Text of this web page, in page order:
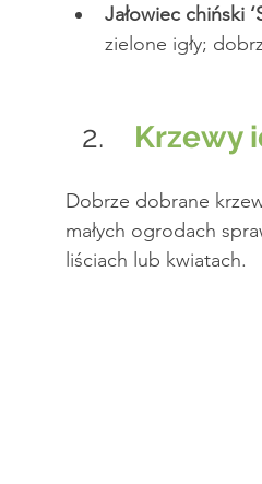
Jałowiec chiński
zielone igły;
Krzewy
Dobrze dobrane
małych ogrodach
liściach lub kwiatach.